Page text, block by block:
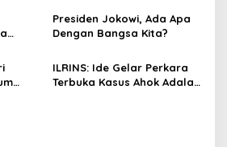
Presiden Jokowi, Ada Apa
Dengan Bangsa Kita?
ILRINS: Ide Gelar Perkara
Terbuka Kasus Ahok Adalah